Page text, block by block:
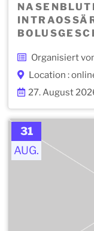
Organisiert
Location :
27. August
31
AUG.